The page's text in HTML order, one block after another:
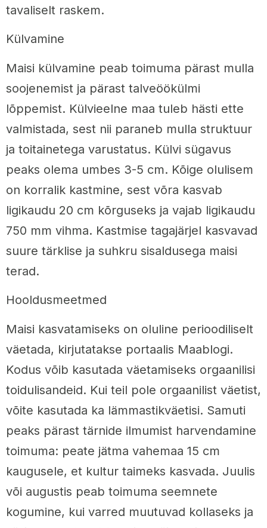
tavaliselt raskem.
Külvamine
Maisi külvamine peab toimuma pärast mulla
soojenemist ja pärast talveöökülmi
lõppemist. Külvieelne maa tuleb hästi ette
valmistada, sest nii paraneb mulla struktuur
ja toitainetega varustatus. Külvi sügavus
peaks olema umbes 3-5 cm. Kõige olulisem
on korralik kastmine, sest võra kasvab
ligikaudu 20 cm kõrguseks ja vajab ligikaudu
750 mm vihma. Kastmise tagajärjel kasvavad
suure tärklise ja suhkru sisaldusega maisi
terad.
Hooldusmeetmed
Maisi kasvatamiseks on oluline perioodiliselt
väetada, kirjutatakse portaalis Maablogi.
Kodus võib kasutada väetamiseks orgaanilisi
toidulisandeid. Kui teil pole orgaanilist väetist,
võite kasutada ka lämmastikväetisi. Samuti
peaks pärast tärnide ilmumist harvendamine
toimuma: peate jätma vahemaa 15 cm
kaugusele, et kultur taimeks kasvada. Juulis
või augustis peab toimuma seemnete
kogumine, kui varred muutuvad kollaseks ja